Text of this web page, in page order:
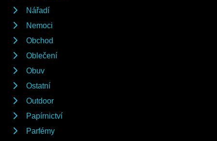
Nářadí
Nemoci
Obchod
Oblečení
Obuv
Ostatní
Outdoor
Papírnictví
Parfémy